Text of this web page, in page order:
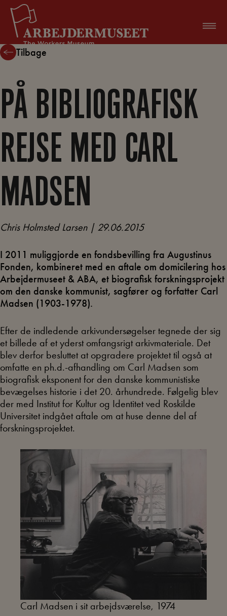
Hop
indholdet
Tilbage
PÅ BIBLIOGRAFISK
REJSE MED CARL
MADSEN
Chris Holmsted Larsen | 29.06.2015
I 2011 muliggjorde en fondsbevilling fra Augustinus
Fonden, kombineret med en aftale om domicilering hos
Arbejdermuseet & ABA, et biografisk forskningsprojekt
om den danske kommunist, sagfører og forfatter Carl
Madsen (1903-1978).
Efter de indledende arkivundersøgelser tegnede der sig
et billede af et yderst omfangsrigt arkivmateriale. Det
blev derfor besluttet at opgradere projektet til også at
omfatte en ph.d.-afhandling om Carl Madsen som
biografisk eksponent for den danske kommunistiske
bevægelses historie i det 20. århundrede. Følgelig blev
der med Institut for Kultur og Identitet ved Roskilde
Universitet indgået aftale om at huse denne del af
forskningsprojektet.
Carl Madsen i sit arbejdsværelse, 1974